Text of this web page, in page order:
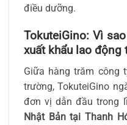
điều dưỡng.
TokuteiGino: Vì
xuất khẩu lao động
Giữa hàng trăm công
trường, TokuteiGino
đơn vị dẫn đầu trong
Nhật Bản tại Thanh